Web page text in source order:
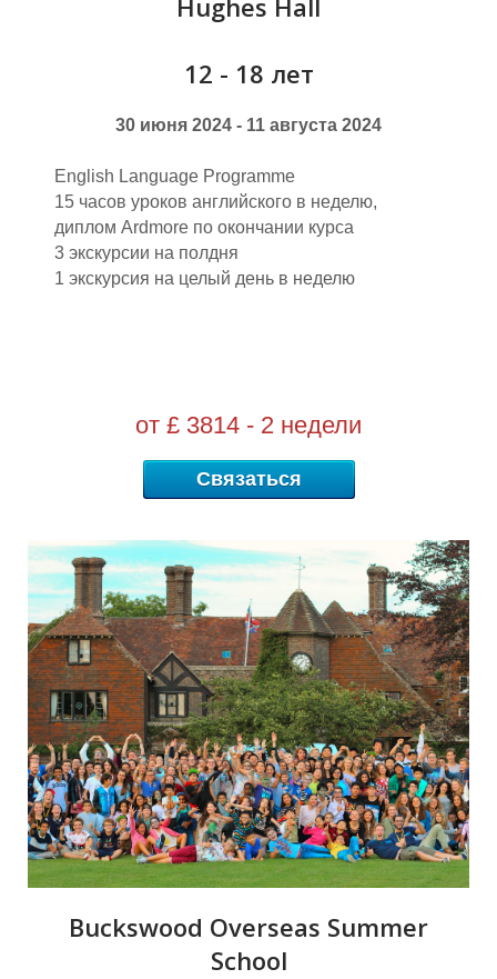
О
Г
12 - 18 лет
30 июня 2024 - 11 августа 2024
English Language Programme
15 часов уроков английского в неделю,
диплом Ardmore по окончании курса
3 экскурсии на полдня
1 экскурсия на целый день в неделю
от £ 3814 - 2 недели
Связаться
Buckswood Overseas Summer
School